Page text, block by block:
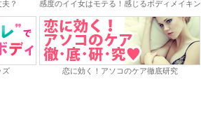
？ 感度のイイ女はモテる！感じるボディメイキ
ズ 恋に効く！アソコのケア徹底研究